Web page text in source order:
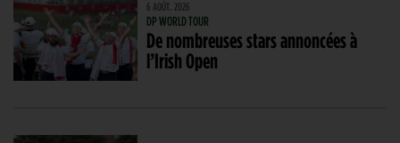
6 AOÛT. 2026
DP WORLD TOUR
De nombreuses stars annoncées à
l’Irish Open